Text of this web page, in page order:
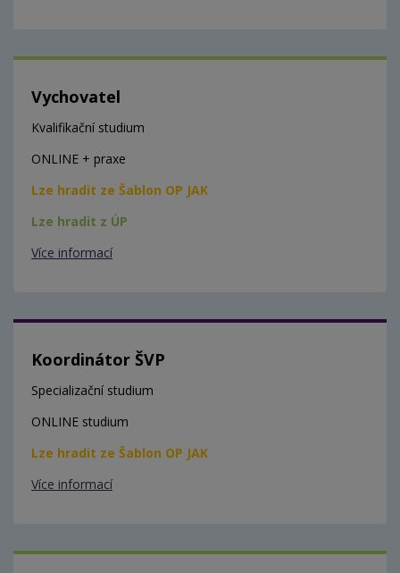
Vychovatel
Kvalifikační studium
ONLINE + praxe
Lze hradit ze Šablon OP JAK
Lze hradit z ÚP
Více informací
Koordinátor ŠVP
Specializační studium
ONLINE studium
Lze hradit ze Šablon OP JAK
Více informací